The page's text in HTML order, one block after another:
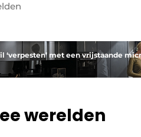
met een vrijstaande
werelden